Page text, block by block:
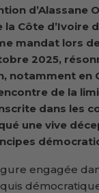
d’Alassane
Côte d’Ivoire
mandat lors
2025,
notamment en
de la
dans les
une vive
engagée